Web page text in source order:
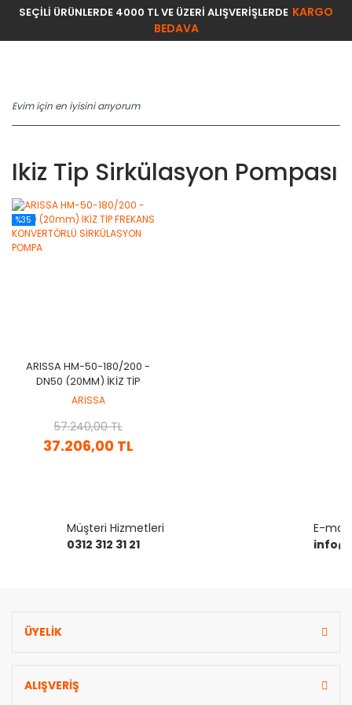
SEÇİLİ ÜRÜNLERDE 4000 TL VE ÜZERİ ALIŞVERİŞLERDE KARGO
BEDAVA
Ikiz Tip Sirkülasyon Pompası
%35
ARISSA HM-50-180/200 -
DN50 (20MM) İKİZ TİP
FREKANS KONVERTÖRLÜ
ARİSSA
37.206,00 TL
57.240,00 TL
Müşteri Hizmetleri
0312 312 31 21
E-mail
ÜYELİK
ALIŞVERİŞ